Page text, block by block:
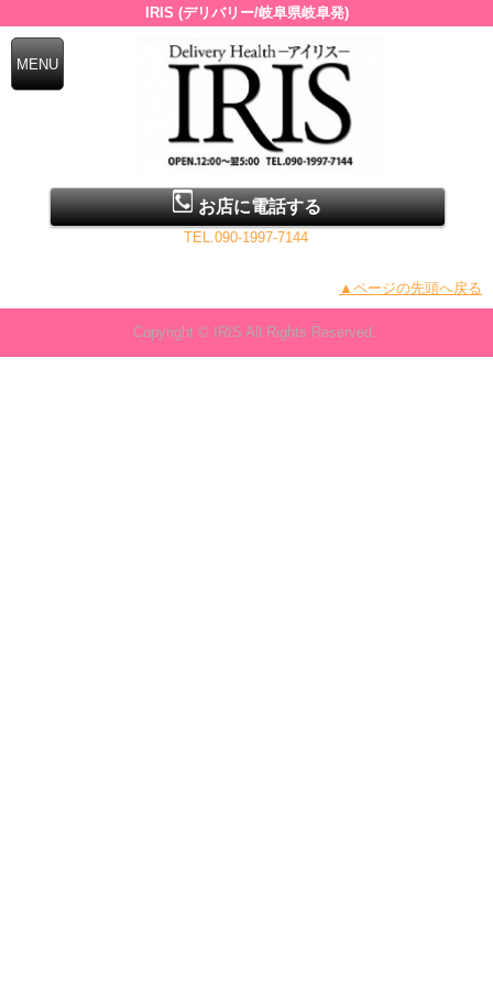
IRIS (デリバリー/岐阜県岐阜発)
お店に電話する
TEL.090-1997-7144
▲ページの先頭へ戻る
Copyright © IRIS All Rights Reserved.